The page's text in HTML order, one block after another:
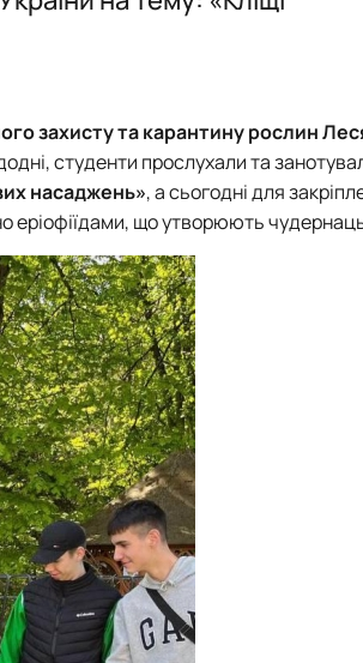
Президента України
гурток «Фіто – наше життя»
захисту та карантину рослин
студенти прослухали та
насаджень», а сьогодні для
еріофіїдами, що утворюють